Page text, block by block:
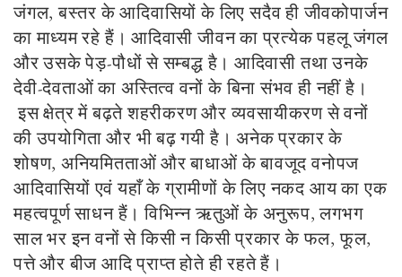
जंगल, बस्तर के आदिवासियों के लिए सदैव ही जीवकोपार्जन
का माध्यम रहे हैं। आदिवासी जीवन का प्रत्येक पहलू जंगल
और उसके पेड़-पौधों से सम्बद्ध है। आदिवासी तथा उनके
देवी-देवताओं का अस्तित्व वनों के बिना संभव ही नहीं है।
इस क्षेत्र में बढ़ते शहरीकरण और व्यवसायीकरण से वनों
की उपयोगिता और भी बढ़ गयी है। अनेक प्रकार के
शोषण, अनियमितताओं और बाधाओं के बावजूद वनोपज
आदिवासियों एवं यहाँ के ग्रामीणों के लिए नकद आय का एक
महत्वपूर्ण साधन हैं। विभिन्न ऋतुओं के अनुरूप, लगभग
साल भर इन वनों से किसी न किसी प्रकार के फल, फूल,
पत्ते और बीज आदि प्राप्त होते ही रहते हैं।